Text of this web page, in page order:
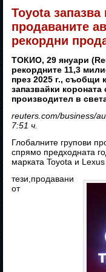
Toyota запазва
продаваните
рекордни
ТОКИО, 29 януари
рекордните 11,3
през 2025 г., съобщи
запазвайки
производител в
reuters.com/business/
7:51 ч.
Глобалните групови
спрямо предходната
марката Toyota и
тези,продавани
от